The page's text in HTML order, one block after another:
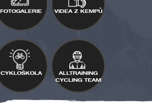
FOTOGALERIE VIDEA Z KEMPŮ
CYKLOŠKOLA
ALLTRAINING
CYCLING TEAM